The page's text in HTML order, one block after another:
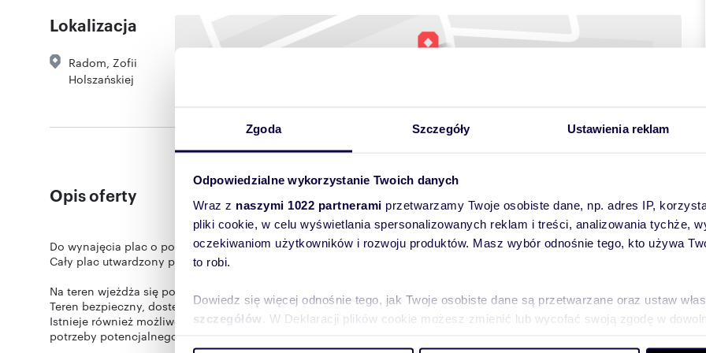
Zgoda Szczegóły Ustawienia reklam
Odpowiedzialne wykorzystanie Twoich danych
Wraz z naszymi 1022 partnerami przetwarzamy Twoje osobiste dane, np. adres IP,
pliki cookie, w celu wyświetlania spersonalizowanych reklam i treści, analizowania tychże,
oczekiwaniom użytkowników i rozwoju produktów. Masz wybór odnośnie tego, kto używa
to robi.
Dowiedz się więcej odnośnie tego, jak Twoje osobiste dane są przetwarzane oraz ustaw
szczegółów . W Deklaracji plików cookie możesz zmienić lub wycofać swoją zgodę w
Lokalizacja
Radom Zofii
Holszańskiej
Opis oferty
Do wynajęcia plac o powierzchni ok 1500 m2 w dobrej lokalizacji.
Cały plac utwardzony płytami, oświetlony, ogrodzony.
Na teren wjeżdża się poprzez solidną bramę przesuwną.
Teren bezpieczny, dostępny całą dobę.
Istnieje również możliwość korzystania z pomieszczenia sanitarno - biurowego, dedykowanego wyłącznie na
potrzeby potencjalnego Najemcy tego placu.